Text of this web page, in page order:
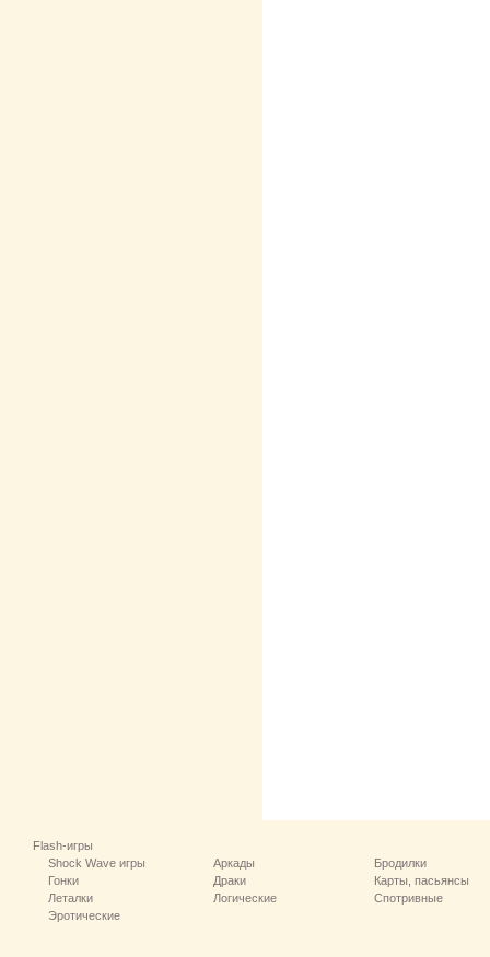
Flash-игры
Shock Wave игры
Аркады
Бродилки
Гонки
Драки
Карты, пасьянсы
Леталки
Логические
Спотривные
Эротические